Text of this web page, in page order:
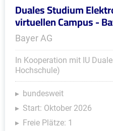
Duales Studium
virtuellen Campus -
Bayer AG
In Kooperation mit IU
Hochschule)
bundesweit
Start: Oktober 2026
Freie Plätze: 1